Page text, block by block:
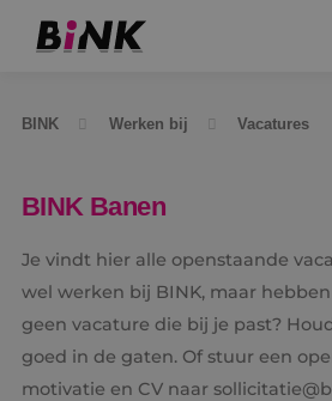
BINK Werken bij Vacatures
BINK Banen
Je vindt hier alle openstaande
wel werken bij BINK, maar
geen vacature die bij je past?
goed in de gaten. Of stuur een
motivatie en CV naar